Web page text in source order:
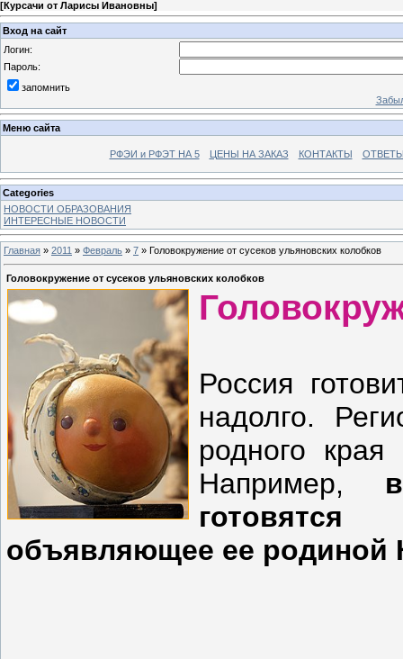
[Курсачи от Ларисы Ивановны]
Вход на сайт
Логин:
Пароль:
запомнить
Меню сайта
РФЭИ и РФЭТ НА 5 ЦЕНЫ НА ЗАКАЗ КОНТАКТЫ
Categories
НОВОСТИ ОБРАЗОВАНИЯ
ИНТЕРЕСНЫЕ НОВОСТИ
Главная » 2011 » Февраль » 7 » Головокружение от сусеков ульяновских колобков
Головокружение от сусеков ульяновских колобков
Россия
надолго.
родного
Например,
объявляющее ее родиной